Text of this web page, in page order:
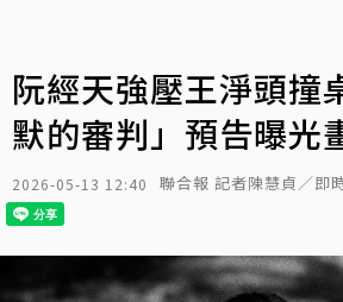
阮經天強壓王淨頭撞
默的審判」預告曝光
2026-05-13 12:40 聯合報 記者陳慧貞／即